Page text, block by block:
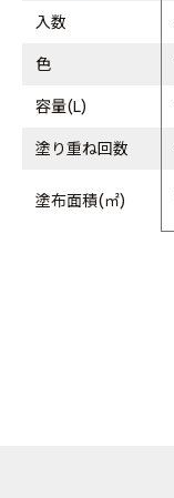
入数
色
容量(L)
塗り重ね回数
塗布面積(㎡)